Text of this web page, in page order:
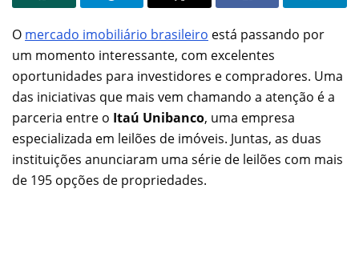
O mercado imobiliário brasileiro está passando por
um momento interessante, com excelentes
oportunidades para investidores e compradores. Uma
das iniciativas que mais vem chamando a atenção é a
parceria entre o Itaú Unibanco, uma empresa
especializada em leilões de imóveis. Juntas, as duas
instituições anunciaram uma série de leilões com mais
de 195 opções de propriedades.